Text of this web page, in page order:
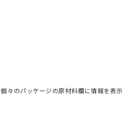
のパッケージの原材料欄に情報を表示